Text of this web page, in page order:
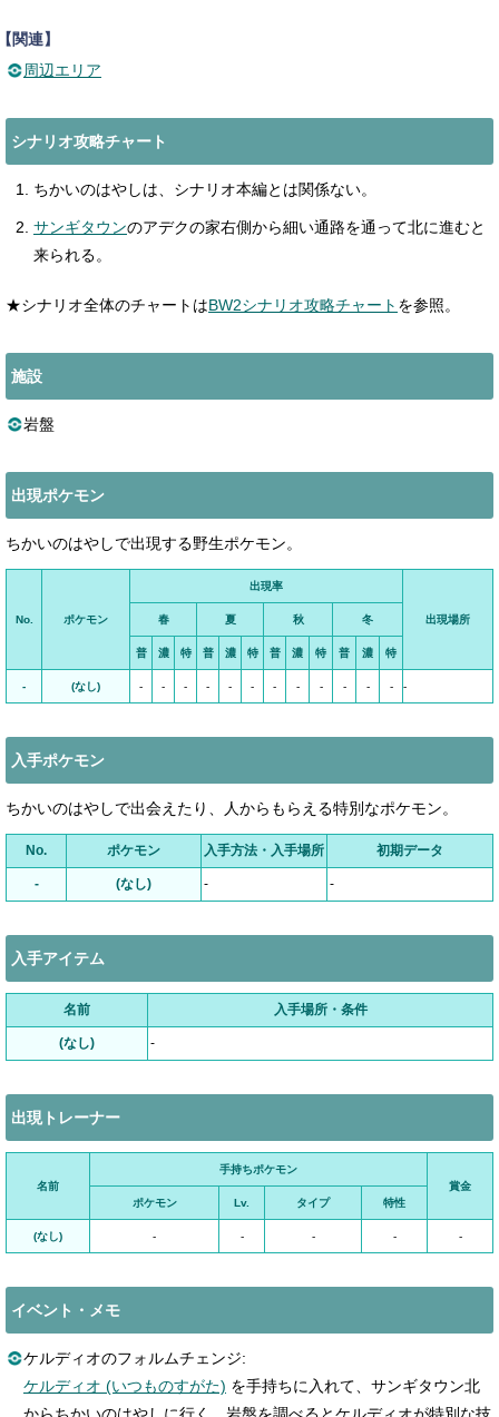
関連】
周辺エリア
シナリオ攻略チャート
ちかいのはやしは、シナリオ本編とは関係ない。
サンギタウンのアデクの家右側から細い通路を通って北に進むと
来られる。
★シナリオ全体のチャートはBW2シナリオ攻略チャート を参照。
施設
岩盤
出現ポケモン
ちかいのはやしで出現する野生ポケモン。
No. ポケモン
出現率
出現場所
春 夏 秋 冬
普 濃 特 普 濃 特 普 濃 特 普 濃 特
- (なし) - - - - - - - - - - - - -
入手ポケモン
ちかいのはやしで出会えたり、人からもらえる特別なポケモン。
No. ポケモン 入手方法・入手場所 初期データ
- (なし) - -
入手アイテム
名前 入手場所・条件
(なし) -
出現トレーナー
名前
手持ちポケモン
賞金
ポケモン
Lv. タイプ 特性
(なし) - - - - -
イベント・メモ
ケルディオのフォルムチェンジ:
ケルディオ (いつものすがた) を手持ちに入れて、サンギタウン北